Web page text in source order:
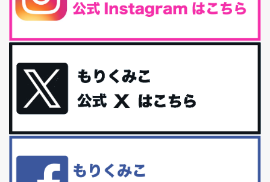
iHerb特大セール終了間近！みんな何買う？
最近お風呂上がりの炭酸水をシリカシリカにしているんだけど確か
今回は、最近毎回定期的に購入している「楽天ふるさと納税」の返
礼品トップ５を紹介します。今までいろ...
更年期を穏やかに乗りきるために今できる５つのこと。
アラフィフからの体と心の整え方。 私も気づけばアラフィフ、これ
といった更年期症状はまだ...
白髪・美容・免疫力、現代人に足りないのは海藻！
リーブオイルorごま油をたらす。&n...